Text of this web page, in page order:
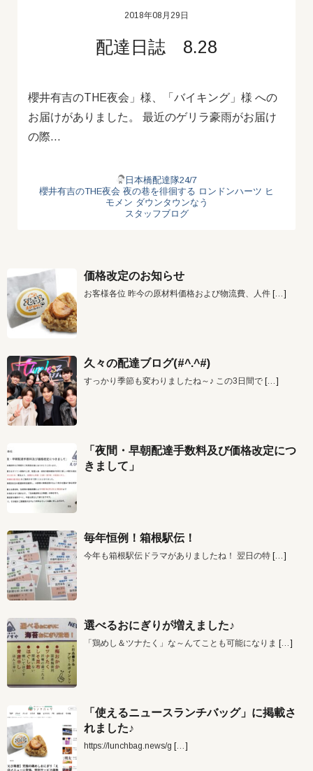
2018年08月29日
配達日誌 8.28
櫻井有吉のTHE夜会」様、「バイキング」様 への
お届けがありました。 最近のゲリラ豪雨がお届け
の際…
日本橋配達隊24/7
櫻井有吉のTHE夜会 夜の巷を徘徊する ロンドンハーツ ヒ
モメン ダウンタウンなう
スタッフブログ
価格改定のお知らせ
お客様各位 昨今の原材料価格および物流費、人件 […]
久々の配達ブログ(#^.^#)
すっかり季節も変わりましたね～♪ この3日間で […]
「夜間・早朝配達手数料及び価格改定につ
きまして」
毎年恒例！箱根駅伝！
今年も箱根駅伝ドラマがありましたね！ 翌日の特 […]
選べるおにぎりが増えました♪
「鶏めし＆ツナたく」な～んてことも可能になりま […]
「使えるニュースランチバッグ」に掲載さ
れました♪
https://lunchbag.news/g […]